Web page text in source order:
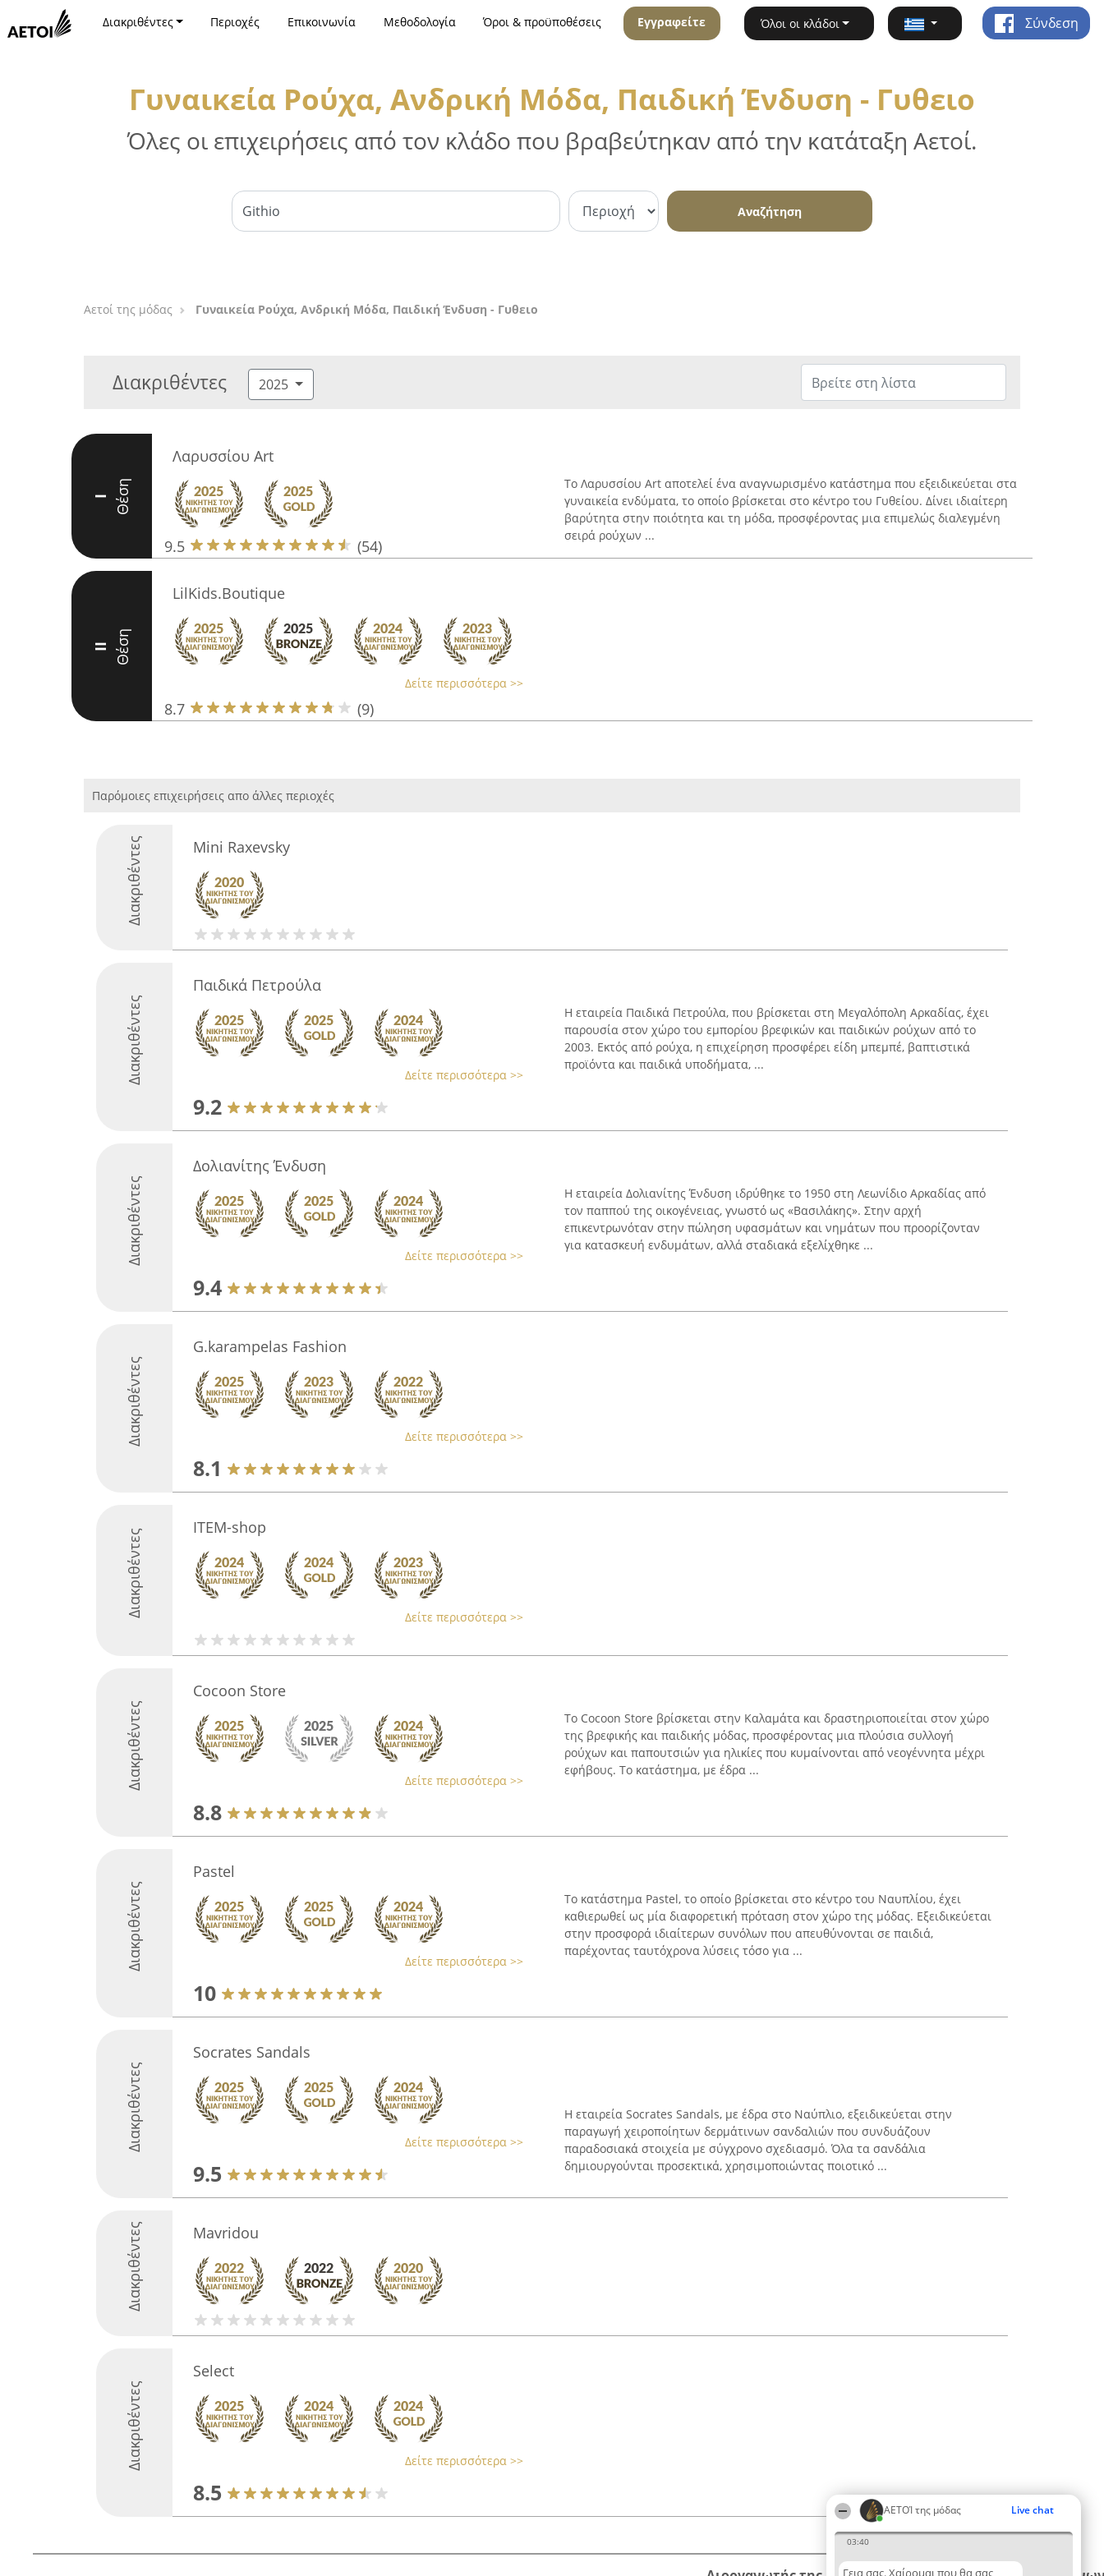
ΑΕΤΟΊ της μόδας Live chat
03:40
Γεια σας. Χαίρομαι που θα σας
Διακριθέντες Περιοχές Επικοινωνία Μεθοδολογία Όροι & προϋποθέσεις Εγγραφείτε Όλοι οι κλάδοι Σύνδεση
Γυναικεία Ρούχα, Ανδρική Μόδα, Παιδική Ένδυση - Γυθειο
Όλες οι επιχειρήσεις από τον κλάδο που βραβεύτηκαν από την κατάταξη Αετοί.
Αναζήτηση
Αετοί της μόδας Γυναικεία Ρούχα, Ανδρική Μόδα, Παιδική Ένδυση - Γυθειο
Διακριθέντες 2025
I Θέση
Λαρυσσίου Art
9.5 (54)
Το Λαρυσσίου Art αποτελεί ένα αναγνωρισμένο κατάστημα που εξειδικεύεται στα
γυναικεία ενδύματα, το οποίο βρίσκεται στο κέντρο του Γυθείου. Δίνει ιδιαίτερη
βαρύτητα στην ποιότητα και τη μόδα, προσφέροντας μια επιμελώς διαλεγμένη
σειρά ρούχων ...
II Θέση
LilKids.Boutique
Δείτε περισσότερα >>
8.7 (9)
Παρόμοιες επιχειρήσεις απο άλλες περιοχές
Διακριθέντες Mini Raxevsky
Διακριθέντες
Παιδικά Πετρούλα
Δείτε περισσότερα >>
9.2
Η εταιρεία Παιδικά Πετρούλα, που βρίσκεται στη Μεγαλόπολη Αρκαδίας, έχει
παρουσία στον χώρο του εμπορίου βρεφικών και παιδικών ρούχων από το
2003. Εκτός από ρούχα, η επιχείρηση προσφέρει είδη μπεμπέ, βαπτιστικά
προϊόντα και παιδικά υποδήματα, ...
Διακριθέντες
Δολιανίτης Ένδυση
Δείτε περισσότερα >>
9.4
Η εταιρεία Δολιανίτης Ένδυση ιδρύθηκε το 1950 στη Λεωνίδιο Αρκαδίας από
τον παππού της οικογένειας, γνωστό ως «Βασιλάκης». Στην αρχή
επικεντρωνόταν στην πώληση υφασμάτων και νημάτων που προορίζονταν
για κατασκευή ενδυμάτων, αλλά σταδιακά εξελίχθηκε ...
Διακριθέντες
G.karampelas Fashion
Δείτε περισσότερα >>
8.1
Διακριθέντες
ITEM-shop
Δείτε περισσότερα >>
Διακριθέντες
Cocoon Store
Δείτε περισσότερα >>
8.8
Το Cocoon Store βρίσκεται στην Καλαμάτα και δραστηριοποιείται στον χώρο
της βρεφικής και παιδικής μόδας, προσφέροντας μια πλούσια συλλογή
ρούχων και παπουτσιών για ηλικίες που κυμαίνονται από νεογέννητα μέχρι
εφήβους. Το κατάστημα, με έδρα ...
Διακριθέντες
Pastel
Δείτε περισσότερα >>
10
Το κατάστημα Pastel, το οποίο βρίσκεται στο κέντρο του Ναυπλίου, έχει
καθιερωθεί ως μία διαφορετική πρόταση στον χώρο της μόδας. Εξειδικεύεται
στην προσφορά ιδιαίτερων συνόλων που απευθύνονται σε παιδιά,
παρέχοντας ταυτόχρονα λύσεις τόσο για ...
Διακριθέντες
Socrates Sandals
Δείτε περισσότερα >>
9.5
Η εταιρεία Socrates Sandals, με έδρα στο Ναύπλιο, εξειδικεύεται στην
παραγωγή χειροποίητων δερμάτινων σανδαλιών που συνδυάζουν
παραδοσιακά στοιχεία με σύγχρονο σχεδιασμό. Όλα τα σανδάλια
δημιουργούνται προσεκτικά, χρησιμοποιώντας ποιοτικό ...
Διακριθέντες Mavridou
Διακριθέντες
Select
Δείτε περισσότερα >>
8.5